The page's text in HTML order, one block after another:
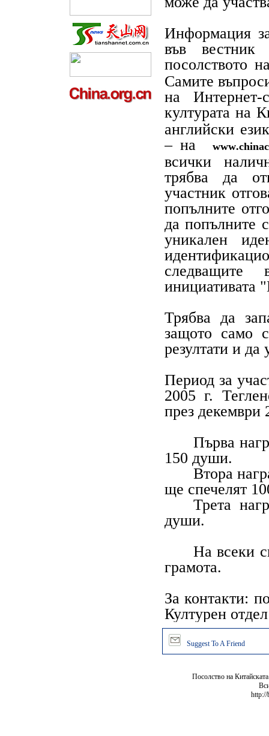
Информация
във
посолството
Самите
на Интернет-
културата на
английски
– на
www.
всички
трябва да
участник
попълните
да попълните
уникален
инициативата
Трябва да
защото само
резултати и да
Период за
2005 г.
през декември
Първа
150 души.
Втора
ще спечелят
Трета
души.
На всеки
грамота.
За контакти:
Културен
Suggest To A Friend
Посолство на
http://